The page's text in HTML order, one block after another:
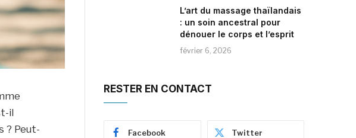
il
? Peut-
L’art du massage thaïlandais
: un soin ancestral pour
dénouer le corps et l’esprit
février 6, 2026
RESTER EN CONTACT
Facebook Twitter